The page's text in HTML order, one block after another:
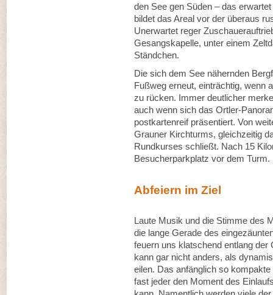
den See gen Süden – das
bildet das Areal vor der überaus
Unerwartet reger
Gesangskapelle, unter einem
Ständchen.
Die sich dem See nähernden
Fußweg erneut, einträchtig, wenn
zu rücken. Immer deutlicher
auch wenn sich das Ortler-
postkartenreif präsentiert. Von
Grauner Kirchturms, gleichzeitig
Rundkurses schließt. Nach 15
Besucherparkplatz vor dem Turm.
Abfeiern im Ziel
Laute Musik und die Stimme des
die lange Gerade des
feuern uns klatschend entlang der
kann gar nicht anders, als
eilen. Das anfänglich so
fast jeder den Moment des